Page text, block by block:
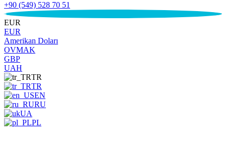
+90 (549) 528 70 51
€
EUR
EUR
Amerikan Doları
OVMAK
GBP
UAH
TR
TR
EN
RU
UA
PL